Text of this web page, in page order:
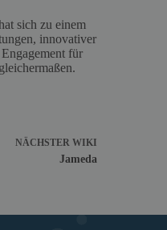
sich zu einem
innovativer
für
NÄCHSTER WIKI
Jameda